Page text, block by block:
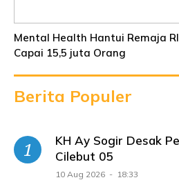
Mental Health Hantui Remaja
Capai 15,5 juta Orang
Berita Populer
KH Ay Sogir Desak
Cilebut 05
10 Aug 2026 - 18:33